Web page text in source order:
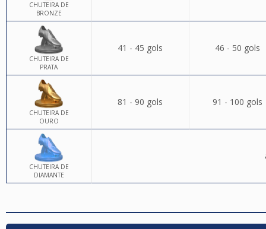
CHUTEIRA DE
BRONZE
CHUTEIRA DE
PRATA
41 - 45 gols 46 - 50 gols
CHUTEIRA DE
OURO
81 - 90 gols 91 - 100 gols
CHUTEIRA DE
DIAMANTE